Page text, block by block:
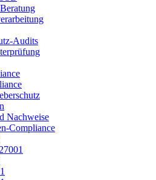
Audits
Nachweise
Compliance